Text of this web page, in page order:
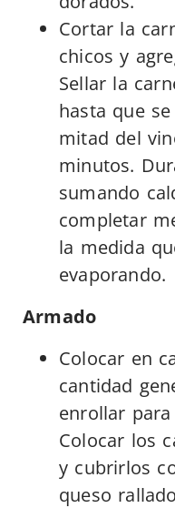
Cortar la
chicos y
Sellar la
hasta que
mitad del
minutos.
sumando
completar
la medida
evaporando.
Armado
Colocar en
cantidad
enrollar
Colocar los
y cubrirlos
queso